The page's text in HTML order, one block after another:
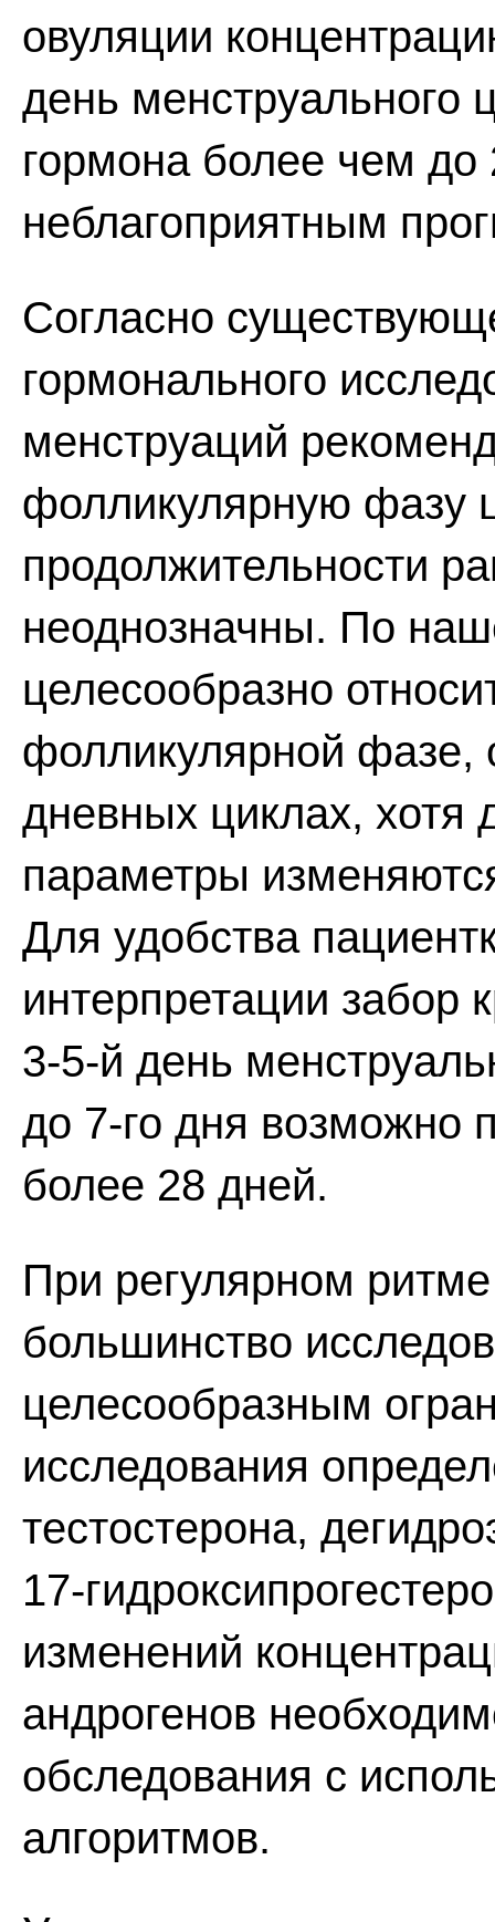
овуляции
день
гормона более чем
неблагоприятным
Согласно
гормонального
менструаций
фолликулярную фазу
продолжительности
неоднозначны. По
целесообразно
фолликулярной фазе,
дневных циклах, хотя
параметры
Для удобства
интерпретации забор
3-5-й день
до 7-го дня возможно
более 28 дней.
При регулярном
большинство
целесообразным
исследования
тестостерона,
17-
изменений
андрогенов
обследования с
алгоритмов.